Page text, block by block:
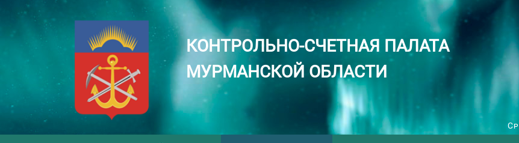
КОНТРОЛЬНО-СЧЕТНАЯ ПАЛАТА
МУРМАНСКОЙ ОБЛАСТИ